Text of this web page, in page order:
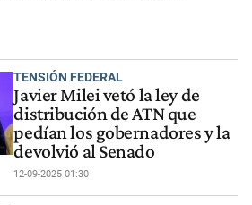
TENSIÓN FEDERAL
Javier Milei vetó la ley de
distribución de ATN que
pedían los gobernadores y la
devolvió al Senado
12-09-2025 01:30